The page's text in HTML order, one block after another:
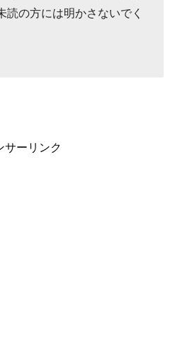
読の方には明かさないでく
サーリンク